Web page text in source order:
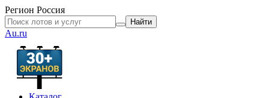
Регион Россия
Найти
Au.ru